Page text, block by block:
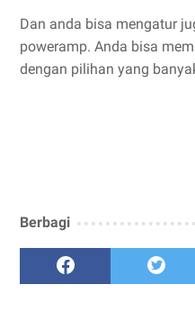
Dan anda bisa mengatur
poweramp. Anda bisa
dengan pilihan yang
Berbagi